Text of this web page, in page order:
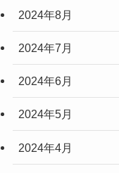
2024年8月
2024年7月
2024年6月
2024年5月
2024年4月